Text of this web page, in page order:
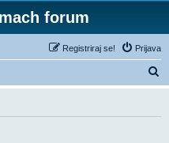
forum
Prijava
Registriraj se!
s